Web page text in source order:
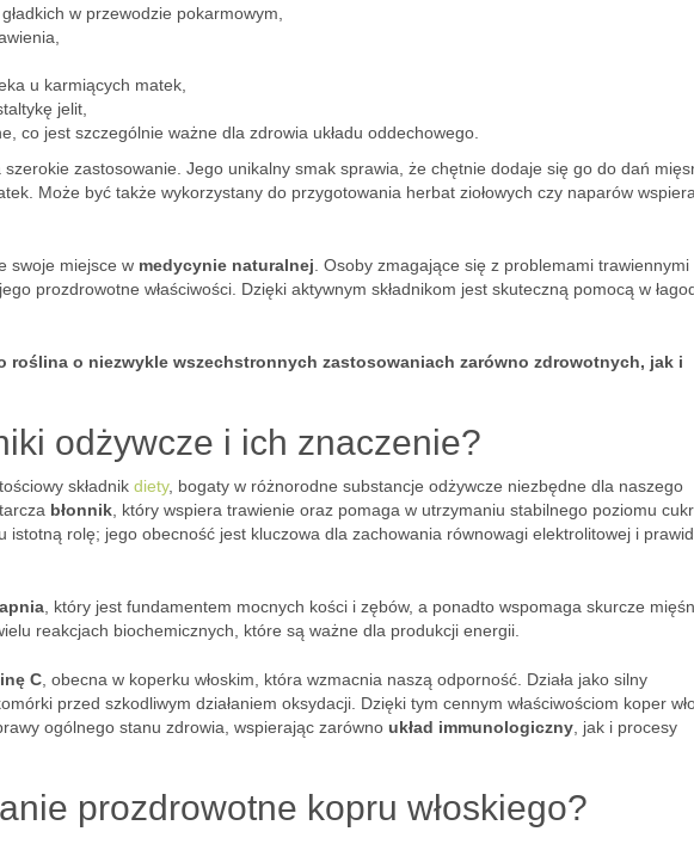
w przewodzie pokarmowym,
u karmiących matek,
jelit,
co jest szczególnie ważne dla zdrowia układu oddechowego.
szerokie zastosowanie. Jego unikalny smak sprawia, że chętnie dodaje się go do dań
Może być także wykorzystany do przygotowania herbat ziołowych czy naparów
swoje miejsce w medycynie naturalnej . Osoby zmagające się z problemami trawiennymi
prozdrowotne właściwości. Dzięki aktywnym składnikom jest skuteczną pomocą w
roślina o niezwykle wszechstronnych zastosowaniach zarówno zdrowotnych, jak i
odżywcze i ich znaczenie?
składnik diety, bogaty w różnorodne substancje odżywcze niezbędne dla naszego
błonnik , który wspiera trawienie oraz pomaga w utrzymaniu stabilnego poziomu
istotną rolę; jego obecność jest kluczowa dla zachowania równowagi elektrolitowej i
, który jest fundamentem mocnych kości i zębów, a ponadto wspomaga skurcze
reakcjach biochemicznych, które są ważne dla produkcji energii.
C , obecna w koperku włoskim, która wzmacnia naszą odporność. Działa jako silny
przed szkodliwym działaniem oksydacji. Dzięki tym cennym właściwościom koper
ogólnego stanu zdrowia, wspierając zarówno układ immunologiczny , jak i procesy
prozdrowotne kopru włoskiego?